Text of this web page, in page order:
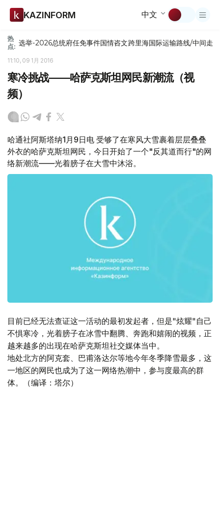
KAZINFORM 中文
热
点: 选举-2026总统府任免事件国情咨文跨里海国际运输路线/中间走廊
11:10, 09 1月 2016
寒冷挑战——哈萨克斯坦网民新潮流（视
频）
哈通社阿斯塔纳1月9日电 受够了在寒风大雪裹着层层叠叠
外衣的哈萨克斯坦网民，今日开始了一个"反其道而行"的网
络新潮流——光着膀子在大雪中沐浴。
目前已经无法查证这一活动的最初发起者，但是"炫耀"自己
不惧寒冷，光着膀子在冰雪中翻腾、奔跑和嬉闹的视频，正
越来越多的出现在哈萨克斯坦社交媒体当中。
地处北方的阿克套、巴甫洛达尔等地今年冬季降雪最多，这
一地区的网民也成为了这一网络热潮中，参与度最高的群
体。（编译：塔尔）